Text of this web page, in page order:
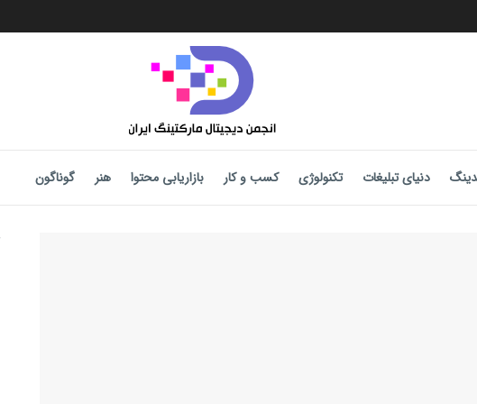
دنیای تبلیغات تکنولوژی کسب و کار بازاریابی محتوا هنر گوناگون